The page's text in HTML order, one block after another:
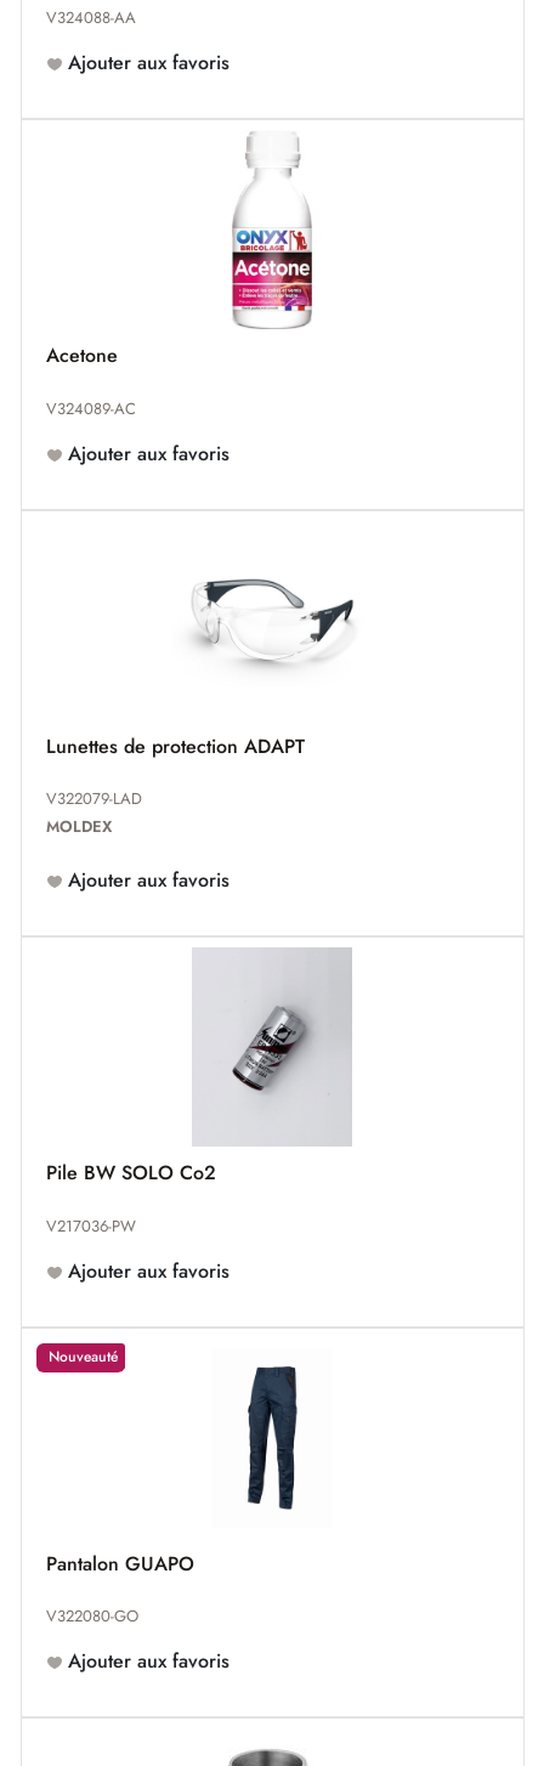
V324088-AA
Ajouter aux favoris
Acetone
V324089-AC
Ajouter aux favoris
Lunettes de protection ADAPT
V322079-LAD
MOLDEX
Ajouter aux favoris
Pile BW SOLO Co2
V217036-PW
Ajouter aux favoris
Nouveauté
Pantalon GUAPO
V322080-GO
Ajouter aux favoris